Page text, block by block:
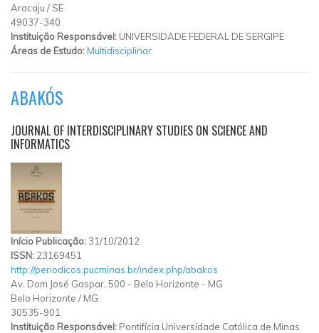
Aracaju / SE
49037-340
Instituição Responsável: UNIVERSIDADE FEDERAL DE SERGIPE
Áreas de Estudo:Multidisciplinar
ABAKÓS
JOURNAL OF INTERDISCIPLINARY STUDIES ON SCIENCE AND
INFORMATICS
Início Publicação: 31/10/2012
ISSN: 23169451
http://periodicos.pucminas.br/index.php/abakos
Av. Dom José Gaspar, 500 - Belo Horizonte - MG
Belo Horizonte / MG
30535-901
Instituição Responsável: Pontifícia Universidade Católica de Minas